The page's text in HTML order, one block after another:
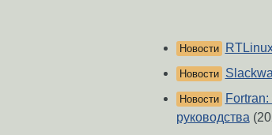
Новости
Новости
Новости
руководства